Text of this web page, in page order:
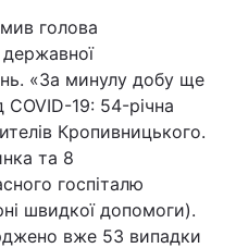
голова
державної
«За минулу добу ще
COVID-19: 54-річна
Кропивницького.
та 8
госпіталю
швидкої допомоги).
вже 53 випадки